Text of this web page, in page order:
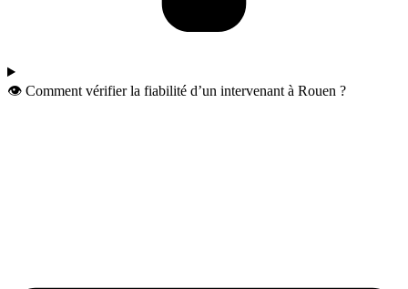
👁️ Comment vérifier la fiabilité d’un intervenant à Rouen ?